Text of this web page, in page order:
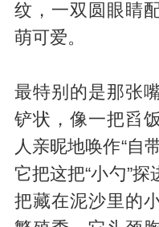
纹，一双圆眼睛
萌可爱。
最特别的是那张
铲状，像一把舀
人亲昵地唤作“自
它把这把“小勺”探
把藏在泥沙里的